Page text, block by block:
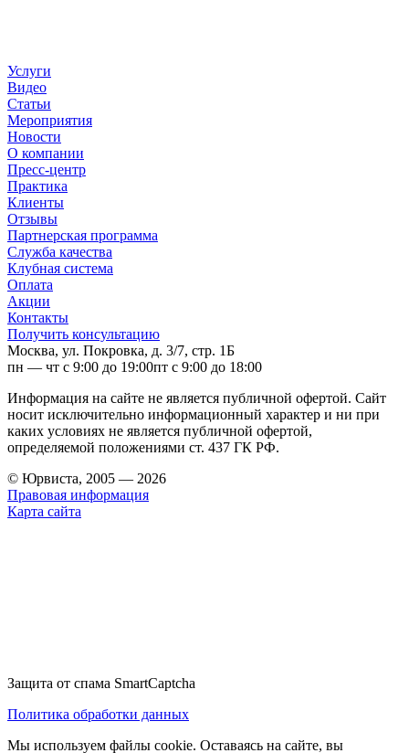
Услуги
Видео
Статьи
Мероприятия
Новости
О компании
Пресс-центр
Практика
Клиенты
Отзывы
Партнерская программа
Служба качества
Клубная система
Оплата
Акции
Контакты
Получить консультацию
Москва, ул. Покровка, д. 3/7, стр. 1Б
пн — чт с 9:00 до 19:00пт с 9:00 до 18:00
Информация на сайте не является публичной офертой. Cайт
носит исключительно информационный характер и ни при
каких условиях не является публичной офертой,
определяемой положениями ст. 437 ГК РФ.
© Юрвиста, 2005 — 2026
Правовая информация
Карта сайта
Защита от спама SmartCaptcha
Политика обработки данных
Мы используем файлы cookie. Оставаясь на сайте, вы